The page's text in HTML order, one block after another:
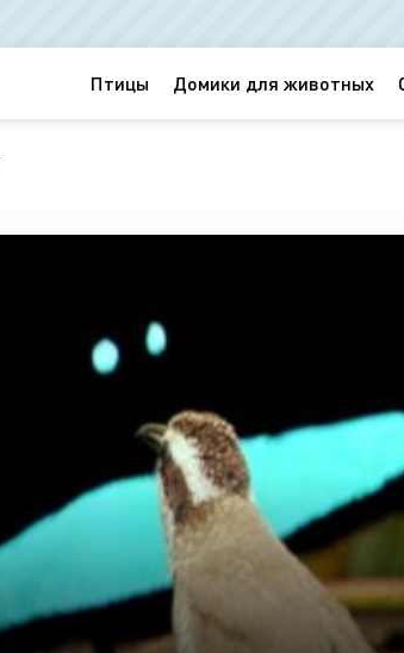
Птицы Домики для животных